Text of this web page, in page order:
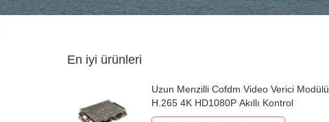
En iyi ürünleri
Uzun Menzilli Cofdm Video Verici Modülü
H.265 4K HD1080P Akıllı Kontrol